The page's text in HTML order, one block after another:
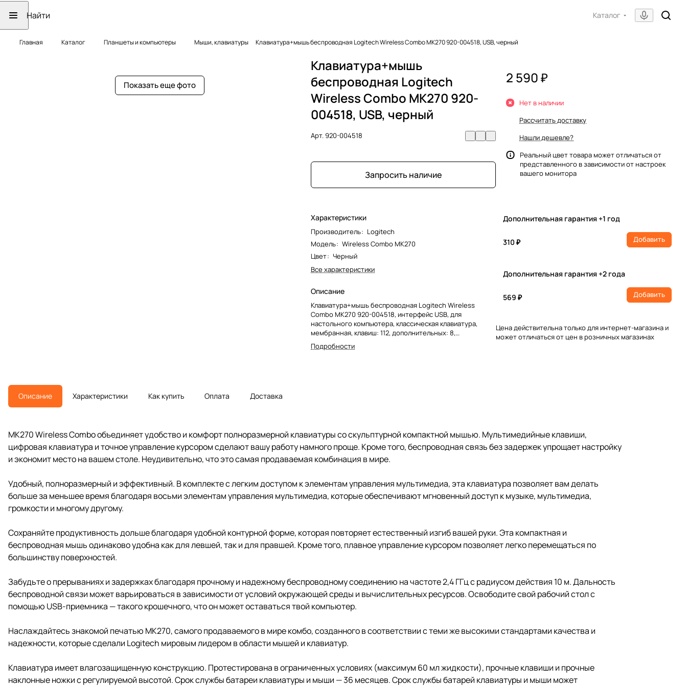
Каталог
Главная Каталог Планшеты и компьютеры Мыши, клавиатуры Клавиатура+мышь беспроводная Logitech Wireless Combo MK270 920-004518, USB, черный
Показать еще фото
Клавиатура+мышь
беспроводная Logitech
Wireless Combo MK270 920-
004518, USB, черный
Арт.920-004518
Запросить наличие
Характеристики
Производитель: Logitech
Модель: Wireless Combo MK270
Цвет: Черный
Все характеристики
Описание
Клавиатура+мышь беспроводная Logitech Wireless
Combo MK270 920-004518, интерфейс USB, для
настольного компьютера, классическая клавиатура,
мембранная, клавиш: 112, дополнительных: 8,
светодиодная мышь, 3 клавиши, цвет черный
Подробности
2 590 ₽
Нет в наличии
Рассчитать доставку
Нашли дешевле?
Реальный цвет товара может отличаться от
представленного в зависимости от настроек
вашего монитора
Дополнительная гарантия +1 год
310 ₽ Добавить
Дополнительная гарантия +2 года
569 ₽ Добавить
Цена действительна только для интернет-магазина и
может отличаться от цен в розничных магазинах
Описание Характеристики Как купить Оплата Доставка
MK270 Wireless Combo объединяет удобство и комфорт полноразмерной клавиатуры со скульптурной компактной мышью. Мультимедийные клавиши,
цифровая клавиатура и точное управление курсором сделают вашу работу намного проще. Кроме того, беспроводная связь без задержек упрощает настройку
и экономит место на вашем столе. Неудивительно, что это самая продаваемая комбинация в мире.
Удобный, полноразмерный и эффективный. В комплекте с легким доступом к элементам управления мультимедиа, эта клавиатура позволяет вам делать
больше за меньшее время благодаря восьми элементам управления мультимедиа, которые обеспечивают мгновенный доступ к музыке, мультимедиа,
громкости и многому другому.
Сохраняйте продуктивность дольше благодаря удобной контурной форме, которая повторяет естественный изгиб вашей руки. Эта компактная и
беспроводная мышь одинаково удобна как для левшей, так и для правшей. Кроме того, плавное управление курсором позволяет легко перемещаться по
большинству поверхностей.
Забудьте о прерываниях и задержках благодаря прочному и надежному беспроводному соединению на частоте 2,4 ГГц с радиусом действия 10 м. Дальность
беспроводной связи может варьироваться в зависимости от условий окружающей среды и вычислительных ресурсов. Освободите свой рабочий стол с
помощью USB-приемника — такого крошечного, что он может оставаться твой компьютер.
Наслаждайтесь знакомой печатью MK270, самого продаваемого в мире комбо, созданного в соответствии с теми же высокими стандартами качества и
надежности, которые сделали Logitech мировым лидером в области мышей и клавиатур.
Клавиатура имеет влагозащищенную конструкцию. Протестирована в ограниченных условиях (максимум 60 мл жидкости), прочные клавиши и прочные
наклонные ножки с регулируемой высотой. Срок службы батареи клавиатуры и мыши — 36 месяцев. Срок службы батарей клавиатуры и мыши может